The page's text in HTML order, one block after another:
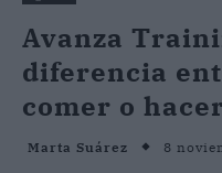
Avanza
diferencia
comer o
Marta Suárez 8